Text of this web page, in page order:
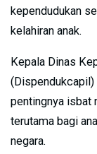
kependudukan
kelahiran anak.
Kepala Dinas
(Dispendukcapil)
pentingnya isbat
terutama bagi
negara.